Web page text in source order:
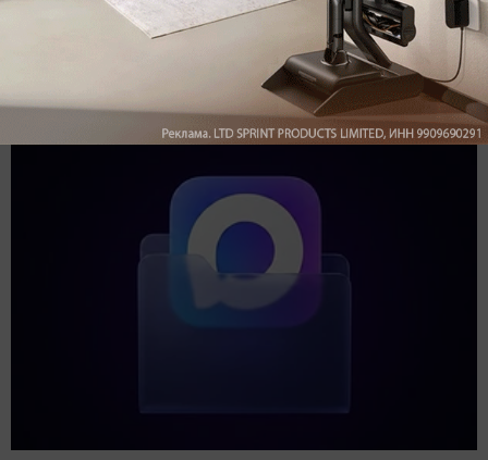
Подпишись на наш канал в мессенджере МАХ